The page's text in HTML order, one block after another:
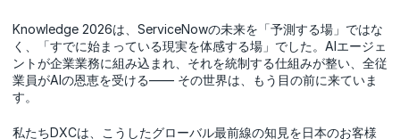
Knowledge 2026は、ServiceNowの未来を「予測する場」ではな
く、「すでに始まっている現実を体感する場」でした。AIエージェ
ントが企業業務に組み込まれ、それを統制する仕組みが整い、全従
業員がAIの恩恵を受ける―― その世界は、もう目の前に来ていま
す。
私たちDXCは、こうしたグローバル最前線の知見を日本のお客様